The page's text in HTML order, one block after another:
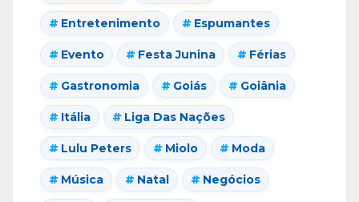
Entretenimento Espumantes
Evento Festa Junina Férias
Gastronomia Goiás Goiânia
Itália Liga Das Nações
Lulu Peters Miolo Moda
Música Natal Negócios